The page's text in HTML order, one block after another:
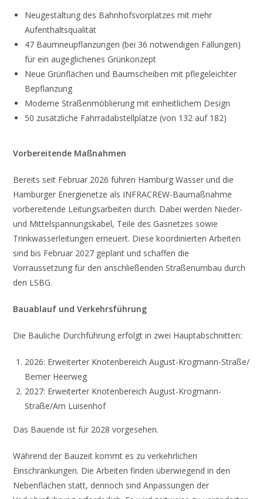
Neugestaltung des Bahnhofsvorplatzes mit mehr
Aufenthaltsqualität
47 Baumneupflanzungen (bei 36 notwendigen Fällungen)
für ein augeglichenes Grünkonzept
Neue Grünflächen und Baumscheiben mit pflegeleichter
Bepflanzung
Moderne Straßenmöblierung mit einheitlichem Design
50 zusätzliche Fahrradabstellplätze (von 132 auf 182)
Vorbereitende Maßnahmen
Bereits seit Februar 2026 führen Hamburg Wasser und die
Hamburger Energienetze als INFRACREW-Baumaßnahme
vorbereitende Leitungsarbeiten durch. Dabei werden Nieder-
und Mittelspannungskabel, Teile des Gasnetzes sowie
Trinkwasserleitungen erneuert. Diese koordinierten Arbeiten
sind bis Februar 2027 geplant und schaffen die
Vorraussetzung für den anschließenden Straßenumbau durch
den LSBG.
Bauablauf und Verkehrsführung
Die Bauliche Durchführung erfolgt in zwei Hauptabschnitten:
2026: Erweiterter Knotenbereich August-Krogmann-Straße/
Berner Heerweg
2027: Erweiterter Knotenbereich August-Krogmann-
Straße/Am Luisenhof
Das Bauende ist für 2028 vorgesehen.
Während der Bauzeit kommt es zu verkehrlichen
Einschränkungen. Die Arbeiten finden überwiegend in den
Nebenflächen statt, dennoch sind Anpassungen der